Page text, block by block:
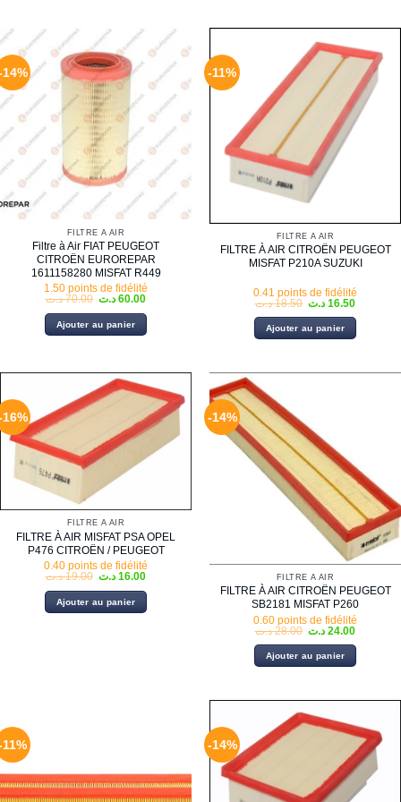
FILTRE À AIR
Filtre à Air FIAT PEUGEOT
CITROËN EUROREPAR
1611158280 MISFAT R449
1.50 points de fidélité
70.00 د.ت
Le
initial
était :
60.00 د.ت
Le
actuel
est :
Ajouter au panier
-11%
FILTRE À AIR
FILTRE À AIR CITROËN PEUGEOT
MISFAT P210A SUZUKI
0.41 points de fidélité
18.50 د.ت
Le
initial
était :
16.50 د.ت
Le
actuel
est :
Ajouter au panier
FILTRE À AIR
FILTRE À AIR MISFAT PSA OPEL
P476 CITROËN / PEUGEOT
0.40 points de fidélité
19.00 د.ت
Le
initial
était :
16.00 د.ت
Le
actuel
est :
Ajouter au panier
-14%
FILTRE À AIR
FILTRE À AIR CITROËN PEUGEOT
SB2181 MISFAT P260
0.60 points de fidélité
28.00 د.ت
Le
initial
était :
24.00 د.ت
Le
actuel
est :
Ajouter au panier
11% -14%